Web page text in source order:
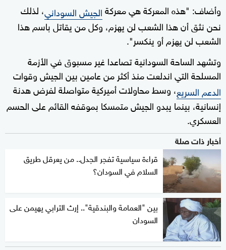
وأضاف: "هذه المعركة هي معركةالجيش السوداني، لذلك
نحن نثق أن هذا الشعب لن يهزم، وكل من يقاتل باسم هذا
الشعب لن يهزم أو ينكسر".
وتشهد الساحة السودانية تصاعدا غير مسبوق في الأزمة
المسلحة التي اندلعت منذ أكثر من عامين بين الجيش وقوات
الدعم السريع، وسط محاولات أميركية متواصلة لفرض هدنة
إنسانية، بينما يبدو الجيش متمسكا بموقفه القائم على الحسم
العسكري.
أخبار ذات صلة
قراءة سياسية تفجر الجدل.. من يعرقل طريق
السلام في السودان؟
بين "العمامة والبندقية".. إرث الترابي يهيمن على
السودان